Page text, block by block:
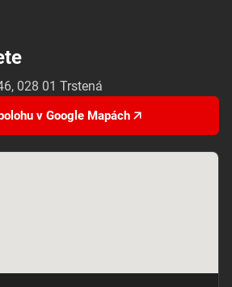
028 01 Trstená
v Google Mapách